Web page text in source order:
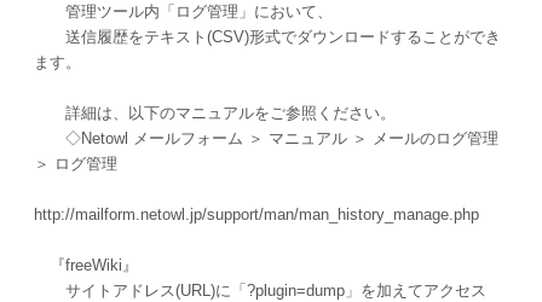
管理ツール内「ログ管理」において、
送信履歴をテキスト(CSV)形式でダウンロードすることができ
ます。
詳細は、以下のマニュアルをご参照ください。
◇Netowl メールフォーム ＞ マニュアル ＞ メールのログ管理
＞ ログ管理
http://mailform.netowl.jp/support/man/man_history_manage.php
『freeWiki』
サイトアドレス(URL)に「?plugin=dump」を加えてアクセス